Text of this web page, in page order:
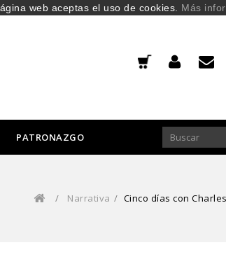
PATRONAZGO
/ Narrativa / Cinco días con
web aceptas el uso de cookies. Más